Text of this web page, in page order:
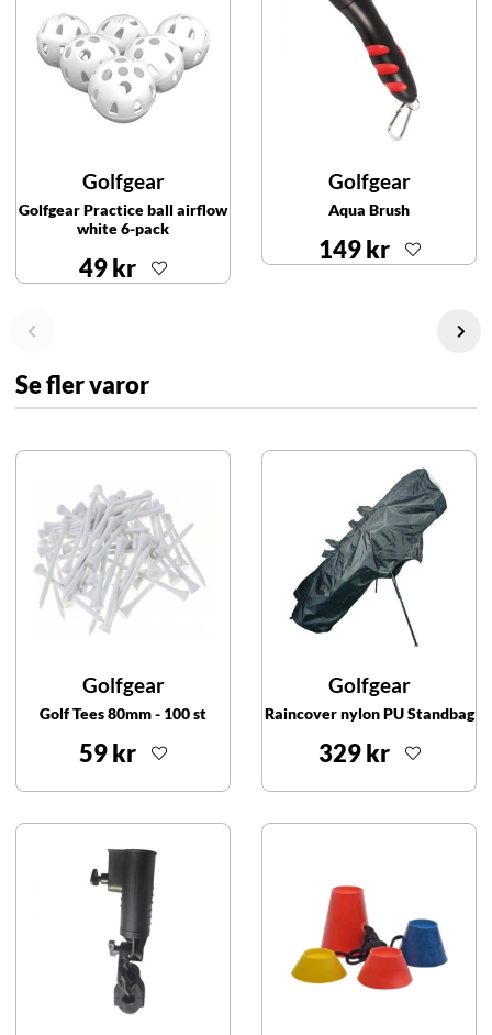
Golfgear
Golfgear Practice ball airflow
white 6-pack
49 kr
Golfgear
Aqua Brush
149 kr
Se fler varor
Golfgear
Golf Tees 80mm - 100 st
59 kr
Golfgear
Raincover nylon PU Standbag
329 kr